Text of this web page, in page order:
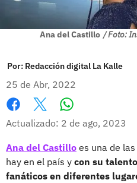
Ana del Castillo / Foto:
Por: Redacción digital La Kalle
25 de Abr, 2022
Facebook
X
Actualizado: 2 de ago, 2023
Ana del Castillo es una de
hay en el país y con su
fanáticos en diferentes